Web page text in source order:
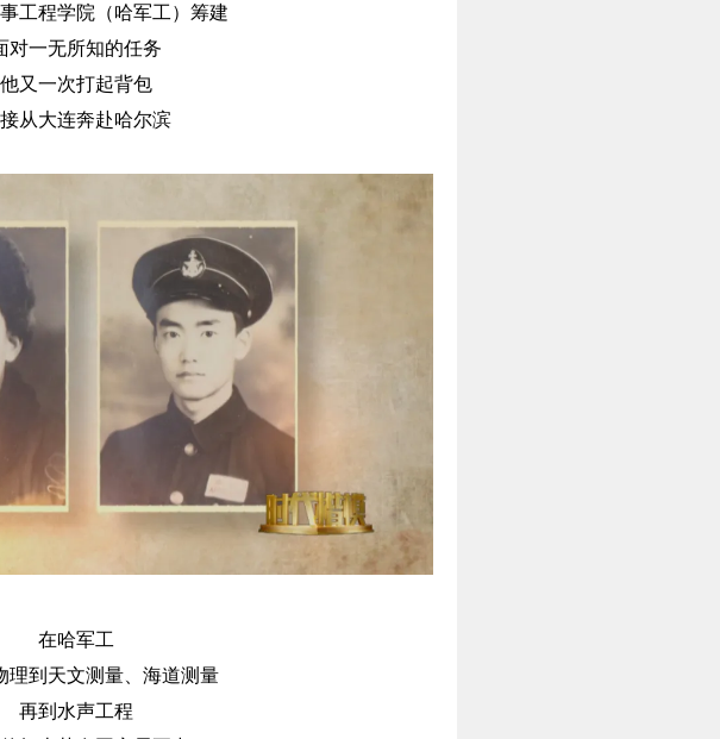
工程学院（哈军工）筹建
对一无所知的任务
他又一次打起背包
从大连奔赴哈尔滨
在哈军工
理到天文测量、海道测量
再到水声工程